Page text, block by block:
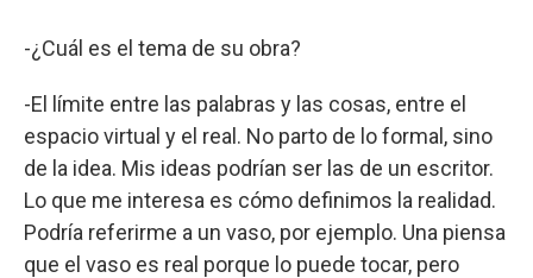
-¿Cuál es el tema de su obra?
-El límite entre las palabras y las cosas, entre el
espacio virtual y el real. No parto de lo formal, sino
de la idea. Mis ideas podrían ser las de un escritor.
Lo que me interesa es cómo definimos la realidad.
Podría referirme a un vaso, por ejemplo. Una piensa
que el vaso es real porque lo puede tocar, pero